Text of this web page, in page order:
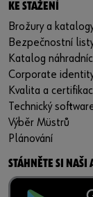
KE STAŽENÍ
Brožury a
Bezpečnostní
Katalog
Corporate
Kvalita a
Technický
Výběr Müstrů
Plánování
STÁHNĚTE SI